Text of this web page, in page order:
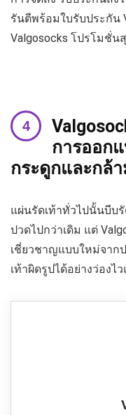
รันตีพร้อมใบรับประกัน
Valgosocks โปรโมชั่น
การออก
กระดูกและกล้า
แผ่นรัดเท้าทั่วไปนั้นบีบ
ปวดไปกว่าเดิม แต่
เชี่ยวชาญแบบใหม่จาก
เท้าผิดรูปได้อย่างว่องไ